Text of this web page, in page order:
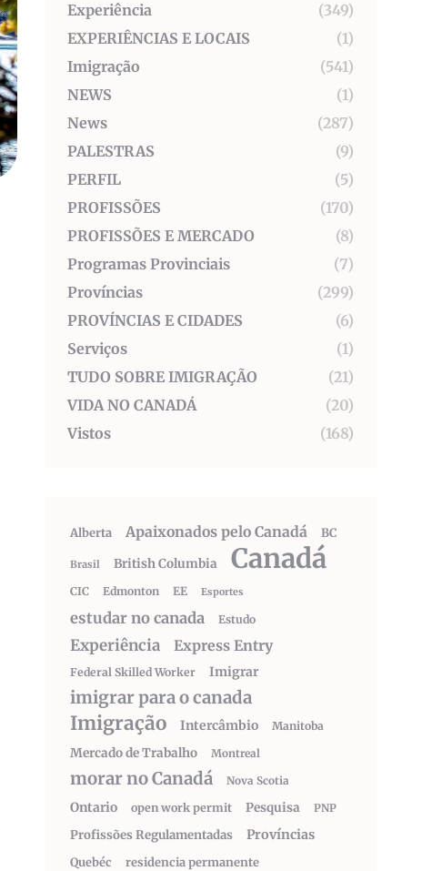
Experiência
(349)
EXPERIÊNCIAS E LOCAIS
(1)
Imigração
(541)
NEWS
(1)
News
(287)
PALESTRAS
(9)
PERFIL
(5)
PROFISSÕES
(170)
PROFISSÕES E MERCADO
(8)
Programas Provinciais
(7)
Províncias
(299)
PROVÍNCIAS E CIDADES
(6)
Serviços
(1)
TUDO SOBRE IMIGRAÇÃO
(21)
VIDA NO CANADÁ
(20)
Vistos
(168)
Alberta Apaixonados pelo Canadá BC
Brasil British Columbia Canadá
CIC Edmonton EE Esportes
estudar no canada Estudo
Experiência Express Entry
Federal Skilled Worker Imigrar
imigrar para o canada
Imigração Intercâmbio Manitoba
Mercado de Trabalho Montreal
morar no Canadá Nova Scotia
Ontario open work permit Pesquisa PNP
Profissões Regulamentadas Províncias
Quebéc residencia permanente